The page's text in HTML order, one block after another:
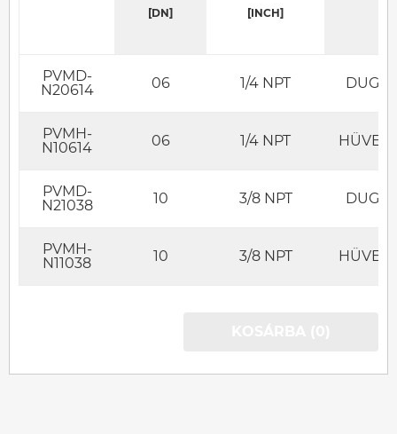
[DN]
[INCH]
PVMD-
N20614
06 1/4 NPT DUGÓ
PVMH-
N10614
06 1/4 NPT HÜVELY
PVMD-
N21038
10 3/8 NPT DUGÓ
PVMH-
N11038
10 3/8 NPT HÜVELY